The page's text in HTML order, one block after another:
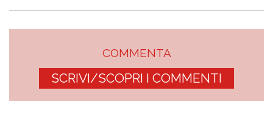
COMMENTA
SCRIVI/SCOPRI I COMMENTI